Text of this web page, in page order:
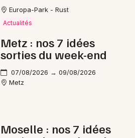
Europa-Park - Rust
Actualités
Metz : nos 7 idées
sorties du week-end
07/08/2026 → 09/08/2026
Metz
Moselle : nos 7 idées